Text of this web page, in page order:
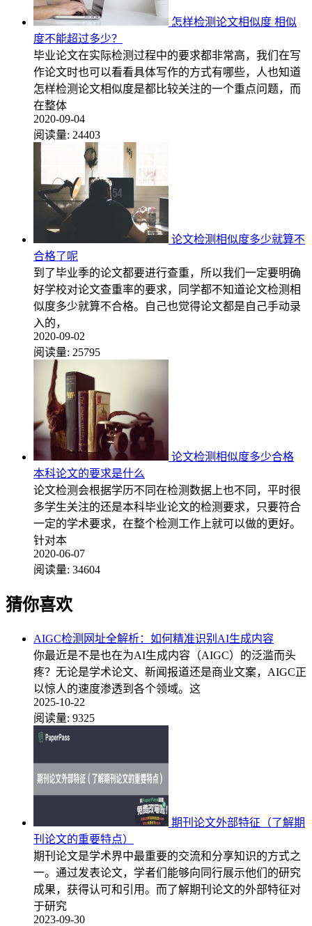
怎样检测论文相似度 相似
度不能超过多少？
毕业论文在实际检测过程中的要求都非常高，我们在写
作论文时也可以看看具体写作的方式有哪些，人也知道
怎样检测论文相似度是都比较关注的一个重点问题，而
在整体
2020-09-04
阅读量: 24403
论文检测相似度多少就算不
合格了呢
到了毕业季的论文都要进行查重，所以我们一定要明确
好学校对论文查重率的要求，同学都不知道论文检测相
似度多少就算不合格。自己也觉得论文都是自己手动录
入的，
2020-09-02
阅读量: 25795
论文检测相似度多少合格
本科论文的要求是什么
论文检测会根据学历不同在检测数据上也不同，平时很
多学生关注的还是本科毕业论文的检测要求，只要符合
一定的学术要求，在整个检测工作上就可以做的更好。
针对本
2020-06-07
阅读量: 34604
猜你喜欢
AIGC检测网址全解析：如何精准识别AI生成内容
你最近是不是也在为AI生成内容（AIGC）的泛滥而头
疼？无论是学术论文、新闻报道还是商业文案，AIGC正
以惊人的速度渗透到各个领域。这
2025-10-22
阅读量: 9325
期刊论文外部特征（了解期
刊论文的重要特点）
期刊论文是学术界中最重要的交流和分享知识的方式之
一。通过发表论文，学者们能够向同行展示他们的研究
成果，获得认可和引用。而了解期刊论文的外部特征对
于研究
2023-09-30